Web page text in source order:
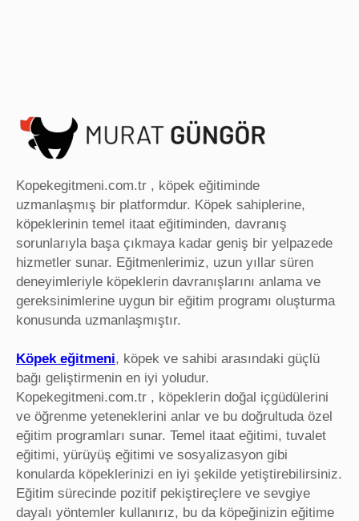
Kopekegitmeni.com.tr , köpek eğitiminde
uzmanlaşmış bir platformdur. Köpek sahiplerine,
köpeklerinin temel itaat eğitiminden, davranış
sorunlarıyla başa çıkmaya kadar geniş bir yelpazede
hizmetler sunar. Eğitmenlerimiz, uzun yıllar süren
deneyimleriyle köpeklerin davranışlarını anlama ve
gereksinimlerine uygun bir eğitim programı oluşturma
konusunda uzmanlaşmıştır.
Köpek eğitmeni, köpek ve sahibi arasındaki güçlü
bağı geliştirmenin en iyi yoludur.
Kopekegitmeni.com.tr , köpeklerin doğal içgüdülerini
ve öğrenme yeteneklerini anlar ve bu doğrultuda özel
eğitim programları sunar. Temel itaat eğitimi, tuvalet
eğitimi, yürüyüş eğitimi ve sosyalizasyon gibi
konularda köpeklerinizi en iyi şekilde yetiştirebilirsiniz.
Eğitim sürecinde pozitif pekiştireçlere ve sevgiye
dayalı yöntemler kullanırız, bu da köpeğinizin eğitime